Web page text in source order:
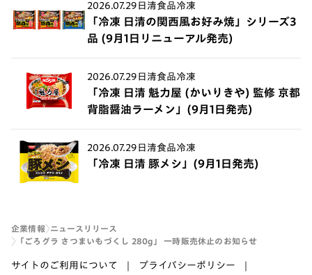
2026.07.29 日清食品冷凍
「冷凍 日清の関西風お好み焼」シリーズ3
品 (9月1日リニューアル発売)
2026.07.29 日清食品冷凍
「冷凍 日清 魁力屋 (かいりきや) 監修 京都
背脂醤油ラーメン」(9月1日発売)
2026.07.29 日清食品冷凍
「冷凍 日清 豚メシ」(9月1日発売)
企業情報
ニュースリリース
「ごろグラ さつまいもづくし 280g」 一時販売休止のお知らせ
サイトのご利用について プライバシーポリシー